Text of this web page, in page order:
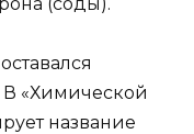
В «Химической
название